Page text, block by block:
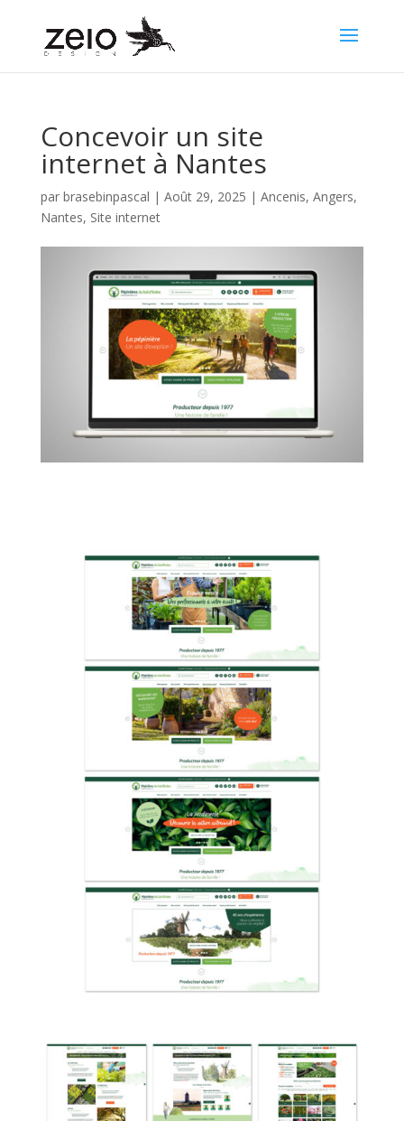
Concevoir un site
internet à Nantes
par brasebinpascal | Août 29, 2025 | Ancenis, Angers,
Nantes, Site internet